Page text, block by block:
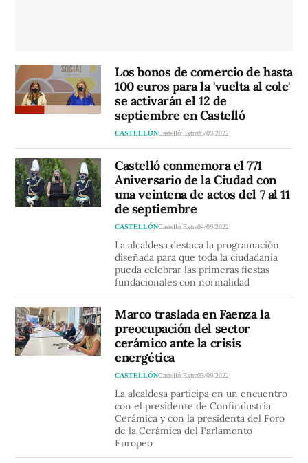
Los bonos de comercio de hasta
100 euros para la 'vuelta al cole'
se activarán el 12 de
septiembre en Castelló
CASTELLÓNCastelló Extra05/09/2022
Castelló conmemora el 771
Aniversario de la Ciudad con
una veintena de actos del 7 al 11
de septiembre
CASTELLÓNCastelló Extra04/09/2022
La alcaldesa destaca la programación
diseñada para que toda la ciudadanía
pueda celebrar las primeras fiestas
fundacionales con normalidad
Marco traslada en Faenza la
preocupación del sector
cerámico ante la crisis
energética
CASTELLÓNCastelló Extra03/09/2022
La alcaldesa participa en un encuentro
con el presidente de Confindustria
Cerámica y con la presidenta del Foro
de la Cerámica del Parlamento
Europeo